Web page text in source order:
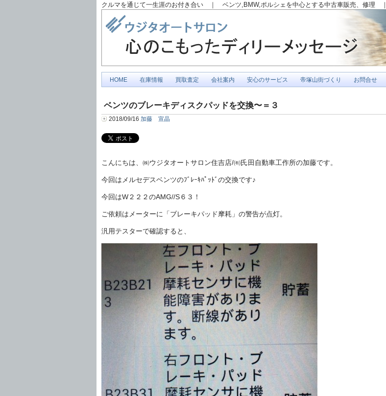
クルマを通じて一生涯のお付き合い ｜ ベンツ,BMW,ポルシェを中心とする中古車販売、修理
HOME 在庫情報 買取査定 会社案内 安心のサービス 帝塚山街づくり お問合せ
ベンツのブレーキディスクパッドを交換〜＝３
2018/09/16 加藤 宣晶
こんにちは、㈱ウジタオートサロン住吉店/㈲氏 田自動車工作所の加藤です。
今回はメルセデスベンツのﾌﾞﾚｰｷﾊﾟｯﾄﾞの交換です♪
今回はW２２２のAMG//S６３！
ご依頼はメーターに「ブレーキパッド摩耗」の警告が点灯。
汎用テスターで確認すると、